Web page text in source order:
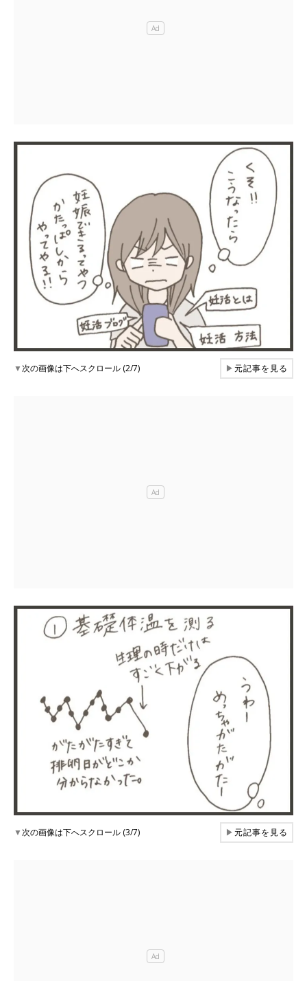
▼次の画像は下へスクロール (2/7) ▶元記事を見る
▼次の画像は下へスクロール (3/7) ▶元記事を見る